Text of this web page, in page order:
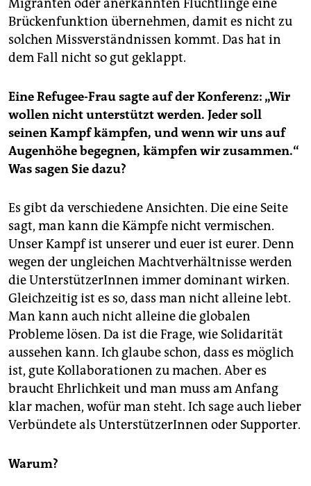
Migranten oder anerkannten Flüchtlinge eine
Brückenfunktion übernehmen, damit es nicht zu
solchen Missverständnissen kommt. Das hat in
dem Fall nicht so gut geklappt.
Eine Refugee-Frau sagte auf der Konferenz: „Wir
wollen nicht unterstützt werden. Jeder soll
seinen Kampf kämpfen, und wenn wir uns auf
Augenhöhe begegnen, kämpfen wir zusammen.“
Was sagen Sie dazu?
Es gibt da verschiedene Ansichten. Die eine Seite
sagt, man kann die Kämpfe nicht vermischen.
Unser Kampf ist unserer und euer ist eurer. Denn
wegen der ungleichen Machtverhältnisse werden
die UnterstützerInnen immer dominant wirken.
Gleichzeitig ist es so, dass man nicht alleine lebt.
Man kann auch nicht alleine die globalen
Probleme lösen. Da ist die Frage, wie Solidarität
aussehen kann. Ich glaube schon, dass es möglich
ist, gute Kollaborationen zu machen. Aber es
braucht Ehrlichkeit und man muss am Anfang
klar machen, wofür man steht. Ich sage auch lieber
Verbündete als UnterstützerInnen oder Supporter.
Warum?